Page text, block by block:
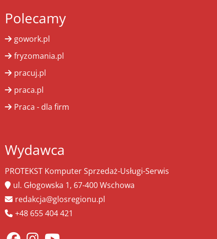
Polecamy
gowork.pl
fryzomania.pl
pracuj.pl
praca.pl
Praca - dla firm
Wydawca
PROTEKST Komputer Sprzedaż-Usługi-Serwis
ul. Głogowska 1, 67-400 Wschowa
redakcja@glosregionu.pl
+48 655 404 421